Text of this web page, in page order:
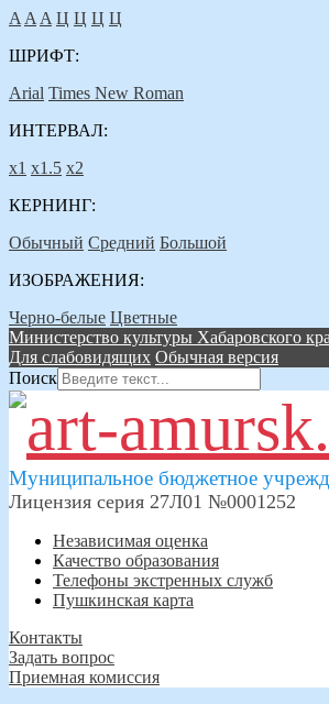
A A A Ц Ц Ц Ц
ШРИФТ:
Arial Times New Roman
ИНТЕРВАЛ:
х1 х1.5 х2
КЕРНИНГ:
Обычный Средний Большой
ИЗОБРАЖЕНИЯ:
Черно-белые Цветные
Министерство культуры Хабаровского
Для слабовидящих Обычная версия
Поиск
Муниципальное бюджетное
Лицензия серия 27Л01 №0001252
Независимая оценка
Качество образования
Телефоны экстренных служб
Пушкинская карта
Контакты
Задать вопрос
Приемная комиссия